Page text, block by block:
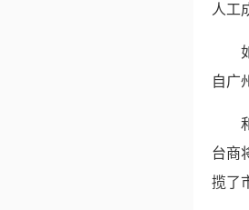
人工
自广
台商
揽了